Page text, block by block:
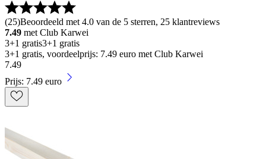
(25)Beoordeeld met 4.0 van de 5 sterren, 25 klantreviews
7.49 met Club Karwei
3+1 gratis3+1 gratis
3+1 gratis, voordeelprijs: 7.49 euro met Club Karwei
7.49
Prijs: 7.49 euro